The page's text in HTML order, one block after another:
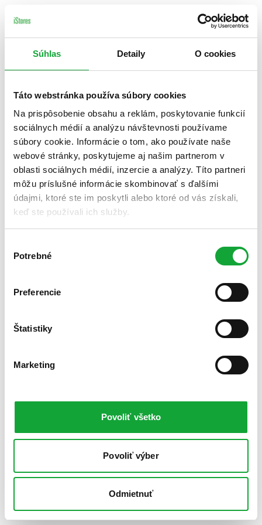
Súhlas Detaily O cookies
Táto webstránka používa súbory cookies
Na prispôsobenie obsahu a reklám, poskytovanie funkcií
sociálnych médií a analýzu návštevnosti používame
súbory cookie. Informácie o tom, ako používate naše
webové stránky, poskytujeme aj našim partnerom v
oblasti sociálnych médií, inzercie a analýzy. Títo partneri
môžu príslušné informácie skombinovať s ďalšími
údajmi, ktoré ste im poskytli alebo ktoré od vás získali,
keď ste používali ich služby.
súhlasu
Potrebné
Preferencie
Štatistiky
Marketing
Povoliť všetko
Povoliť výber
Odmietnuť